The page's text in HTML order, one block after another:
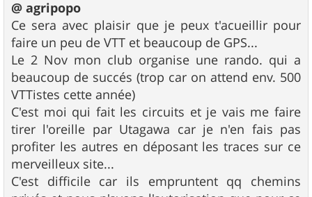
s
s
a
g
e
@ agripopo
Ce sera avec plaisir que je peux t'acueillir pour
faire un peu de VTT et beaucoup de GPS...
Le 2 Nov mon club organise une rando. qui a
beaucoup de succés (trop car on attend env. 500
VTTistes cette année)
C'est moi qui fait les circuits et je vais me faire
tirer l'oreille par Utagawa car je n'en fais pas
profiter les autres en déposant les traces sur ce
merveilleux site...
C'est difficile car ils empruntent qq chemins